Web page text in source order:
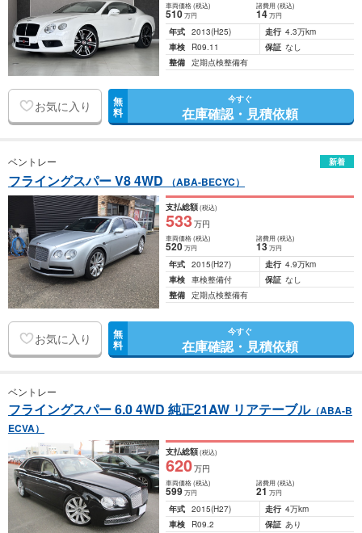
車両価格(税込)
510万円
諸費用 (税込)
14 万円
年式 2013(H25) 走行 4.3万km
車検
R09.11 保証 なし
整備 定期点検整備有
お気に入り 無
料
今すぐ
在庫確認・見積依頼
ベントレー 新着
フライングスパー V8 4WD （ABA-BECYC）
支払総額(税込)
533万円
車両価格(税込)
520万円
諸費用 (税込)
13 万円
年式 2015(H27) 走行 4.9万km
車検 車検整備付 保証 なし
整備 定期点検整備有
お気に入り 無
料
今すぐ
在庫確認・見積依頼
ベントレー
フライングスパー 6.0 4WD 純正21AW リアテーブル（ABA-B
ECVA）
支払総額(税込)
620万円
車両価格(税込)
599万円
諸費用 (税込)
21 万円
年式 2015(H27) 走行 4万km
車検
R09.2 保証 あり